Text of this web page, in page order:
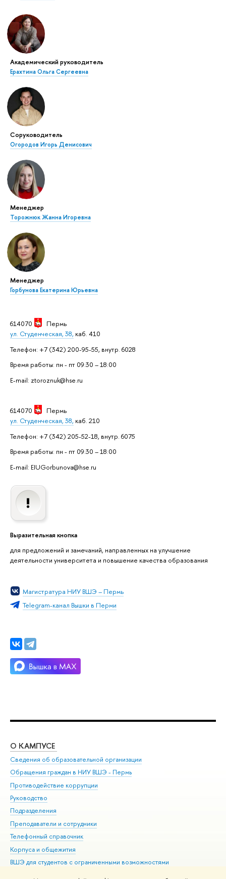
Академический руководитель
Ерахтина Ольга Сергеевна
Соруководитель
Огородов Игорь Денисович
Менеджер
Торожнюк Жанна Игоревна
Менеджер
Горбунова Екатерина Юрьевна
614070
Пермь
ул. Студенческая, 38, каб. 410
Телефон: +7 (342) 200-95-55, внутр. 6028
Время работы: пн - пт 09:30 – 18:00
E-mail: ztoroznuk@hse.ru
614070
Пермь
ул. Студенческая, 38, каб. 210
Телефон: +7 (342) 205-52-18, внутр. 6075
Время работы: пн - пт 09:30 – 18:00
E-mail: EIUGorbunova@hse.ru
Выразительная кнопка
для предложений и замечаний, направленных на улучшение
деятельности университета и повышение качества образования
Магистратура НИУ ВШЭ – Пермь
Telegram-канал Вышки в Перми
О КАМПУСЕ
Сведения об образовательной организации
Обращения граждан в НИУ ВШЭ - Пермь
Противодействие коррупции
Руководство
Подразделения
Преподаватели и сотрудники
Телефонный справочник
Корпуса и общежития
ВШЭ для студентов с ограниченными возможностями